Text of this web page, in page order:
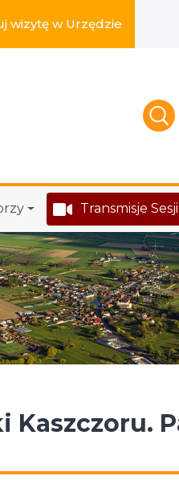
wizytę w Urzędzie
Transmisje Sesji